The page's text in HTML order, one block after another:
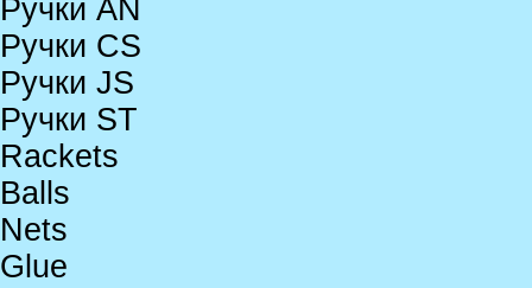
Ручки AN
Ручки CS
Ручки JS
Ручки ST
Rackets
Balls
Nets
Glue